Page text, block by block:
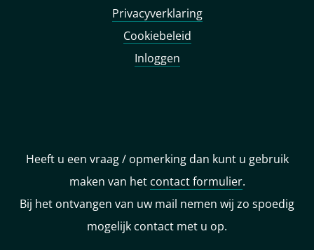
Privacyverklaring
Cookiebeleid
Inloggen
Heeft u een vraag / opmerking dan kunt u gebruik
maken van het contact formulier.
Bij het ontvangen van uw mail nemen wij zo spoedig
mogelijk contact met u op.